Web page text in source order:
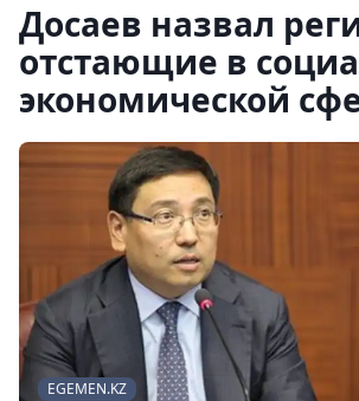
Досаев назвал
отстающие в
экономической
EGEMEN.KZ